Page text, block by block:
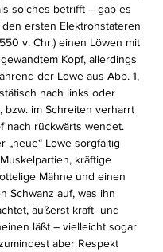
solches betrifft – gab es
ersten Elektronstateren
v. Chr.) einen Löwen mit
Kopf, allerdings
der Löwe aus Abb. 1,
nach links oder
bzw. im Schreiten verharrt
nach rückwärts wendet.
„neue“ Löwe sorgfältig
kräftige
Mähne und einen
Schwanz auf, was ihn
äußerst kraft- und
läßt – vielleicht sogar
aber Respekt